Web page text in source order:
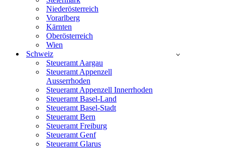
Niederösterreich
Vorarlberg
Kärnten
Oberösterreich
Wien
Schweiz
Steueramt Aargau
Steueramt Appenzell
Ausserrhoden
Steueramt Appenzell Innerrhoden
Steueramt Basel-Land
Steueramt Basel-Stadt
Steueramt Bern
Steueramt Freiburg
Steueramt Genf
Steueramt Glarus